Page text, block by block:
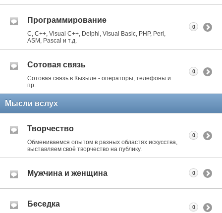
Программирование
C, C++, Visual C++, Delphi, Visual Basic, PHP, Perl,
ASM, Pascal и т.д.
0
Сотовая связь
Сотовая связь в Кызыле - операторы, телефоны и
пр.
0
Мысли вслух
Творчество
Обмениваемся опытом в разных областях искусства,
выставляем своё творчество на публику.
0
Мужчина и женщина 0
Беседка 0